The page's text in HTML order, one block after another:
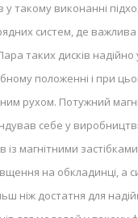
у такому виконанні
систем, де важлива
таких дисків надійно
положенні і при
рухом. Потужний
себе у
із магнітними
на обкладинці, а
ніж достатня для